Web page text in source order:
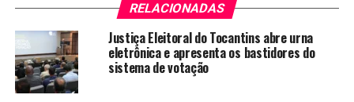
RELACIONADAS
Justiça Eleitoral do Tocantins abre urna
eletrônica e apresenta os bastidores do
sistema de votação